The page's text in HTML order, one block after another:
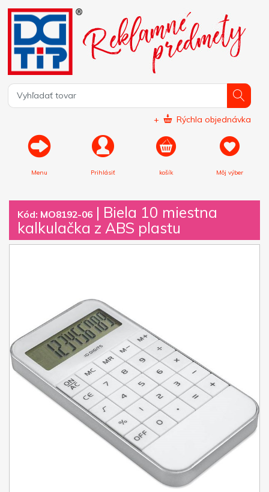
+ Rýchla objednávka
Menu Prihlásiť košík Môj výber
Kód: MO8192-06 | Biela 10 miestna
kalkulačka z ABS plastu